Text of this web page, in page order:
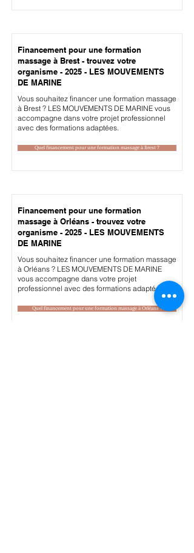
Financement pour une formation
massage à Brest - trouvez votre
organisme - 2025 - LES MOUVEMENTS
DE MARINE
Vous souhaitez financer une formation massage
à Brest ? LES MOUVEMENTS DE MARINE vous
accompagne dans votre projet professionnel
avec des formations adaptées.
Quel financement pour une formation massage à Brest ?
Financement pour une formation
massage à Orléans - trouvez votre
organisme - 2025 - LES MOUVEMENTS
DE MARINE
Vous souhaitez financer une formation massage
à Orléans ? LES MOUVEMENTS DE MARINE
vous accompagne dans votre projet
professionnel avec des formations adaptées.
Quel financement pour une formation massage à Orléans ?